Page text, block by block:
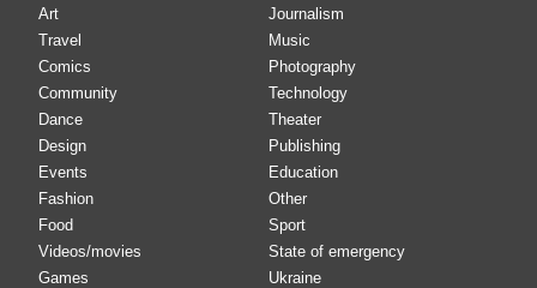
Art
Travel
Comics
Community
Dance
Design
Events
Fashion
Food
Videos/movies
Games
Journalism
Music
Photography
Technology
Theater
Publishing
Education
Other
Sport
State of emergency
Ukraine